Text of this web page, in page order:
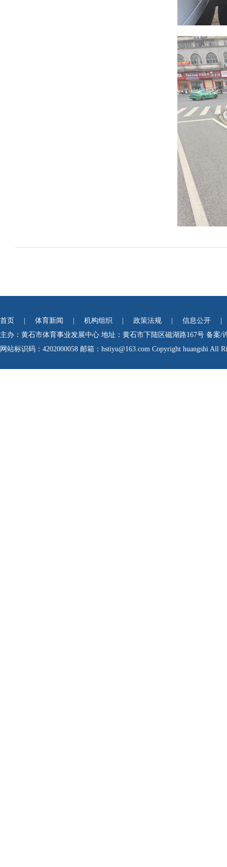
首页 体育新闻 机构组织 政策法规 信息公开
主办：黄石市体育事业发展中心 地址：黄石市下陆区磁湖路167号 备案/
网站标识码：4202000058 邮箱：hstiyu@163.com Copyright huangshi All